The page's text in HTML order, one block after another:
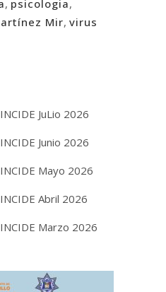
, psicologia,
Mir, virus
JuLio 2026
Junio 2026
Mayo 2026
Abril 2026
Marzo 2026